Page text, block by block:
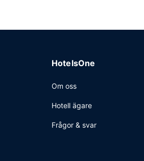
HotelsOne
Om oss
Hotell ägare
Frågor & svar